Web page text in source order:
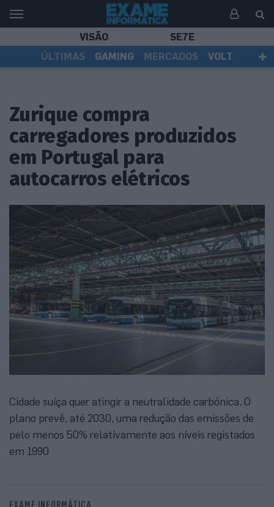
VISÃO
SE7E
ÚLTIMAS
GAMING MERCADOS
VOLT
Zurique compra
carregadores produzidos
em Portugal para
autocarros elétricos
Cidade suíça quer atingir a neutralidade carbónica. O
plano prevê, até 2030, uma redução das emissões de
pelo menos 50% relativamente aos níveis registados
em 1990